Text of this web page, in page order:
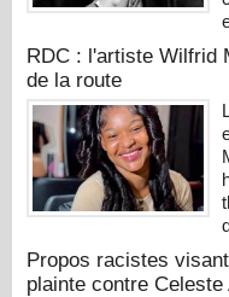
RDC : l'artiste Wilfrid
de la route
Propos racistes
plainte contre Celeste